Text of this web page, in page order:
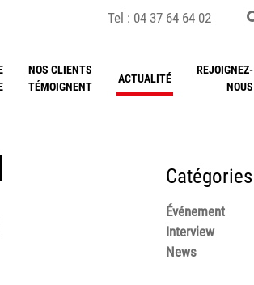
Tel : 04 37 64 64 02
NOS CLIENTS
TÉMOIGNENT
ACTUALITÉ
REJOIGNEZ-
NOUS
Catégories
Événement
Interview
News